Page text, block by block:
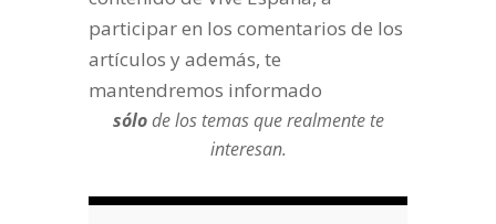
participar en los comentarios de los
artículos y además, te
mantendremos informado
sólode los temas que realmente te
interesan.